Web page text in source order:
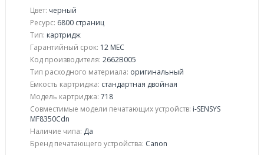
Цвет: черный
Ресурс: 6800 страниц
Тип: картридж
Гарантийный срок: 12 МЕС
Код производителя: 2662B005
Тип расходного материала: оригинальный
Емкость картриджа: стандартная двойная
Модель картриджа: 718
Совместимые модели печатающих устройств: i-SENSYS
MF8350Cdn
Наличие чипа: Да
Бренд печатающего устройства: Canon